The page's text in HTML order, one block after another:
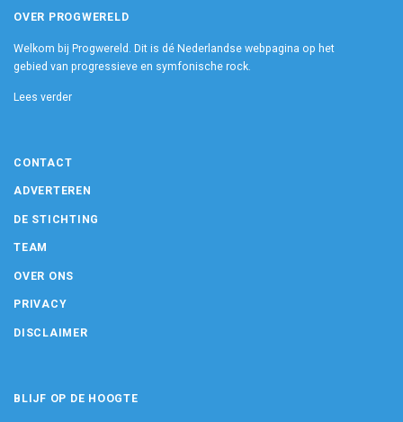
OVER PROGWERELD
Welkom bij Progwereld. Dit is dé Nederlandse webpagina op het
gebied van progressieve en symfonische rock.
Lees verder
CONTACT
ADVERTEREN
DE STICHTING
TEAM
OVER ONS
PRIVACY
DISCLAIMER
BLIJF OP DE HOOGTE